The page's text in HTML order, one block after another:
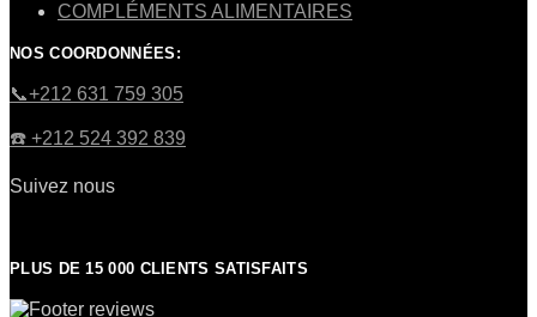
COMPLÉMENTS ALIMENTAIRES
NOS COORDONNÉES:
​📞+212 631 759 305
☎️​ +212 524 392 839
Suivez nous
PLUS DE 15 000 CLIENTS SATISFAITS